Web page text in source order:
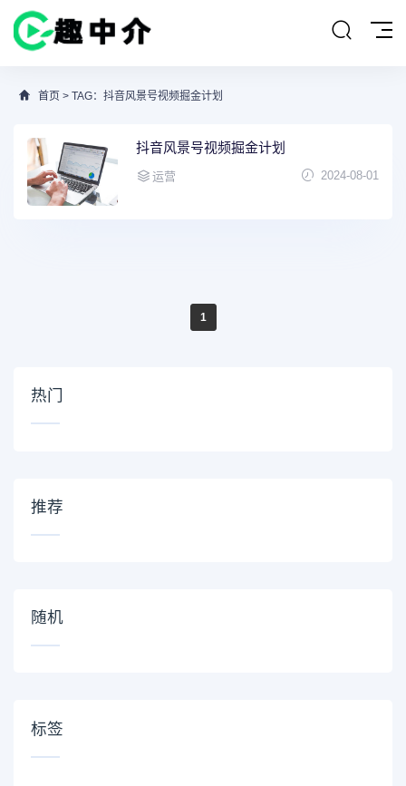
首页 > TAG：抖音风景号视频掘金计划
抖音风景号视频掘金计划
运营 2024-08-01
1
热门
推荐
随机
标签